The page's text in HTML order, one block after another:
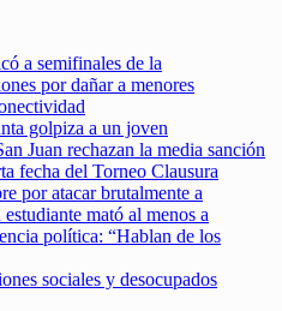
a semifinales de la
por dañar a menores
golpiza a un joven
Juan rechazan la media sanción
fecha del Torneo Clausura
por atacar brutalmente a
mató al menos a
política: “Hablan de los
sociales y desocupados